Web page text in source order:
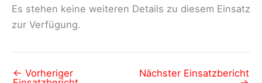
Es stehen keine weiteren Details zu diesem Einsatz
zur Verfügung.
← Vorheriger
Nächster Einsatzbericht